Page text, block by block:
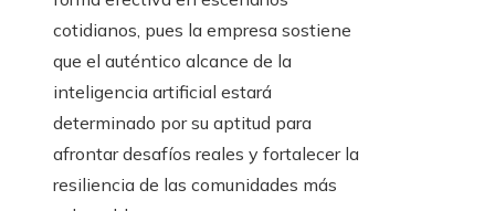
cotidianos, pues la empresa sostiene
que el auténtico alcance de la
inteligencia artificial estará
determinado por su aptitud para
afrontar desafíos reales y fortalecer la
resiliencia de las comunidades más